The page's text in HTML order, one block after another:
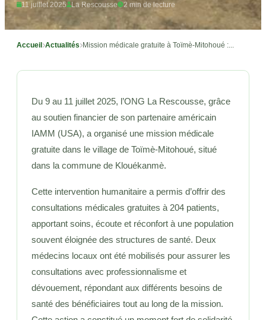
11 juillet 2025 La Rescousse 2 min de lecture
Accueil Actualités Mission médicale gratuite à Toïmè-Mitohoué :...
Du 9 au 11 juillet 2025, l’ONG La Rescousse, grâce
au soutien financier de son partenaire américain
IAMM (USA), a organisé une mission médicale
gratuite dans le village de Toïmè-Mitohoué, situé
dans la commune de Klouékanmè.
Cette intervention humanitaire a permis d’offrir des
consultations médicales gratuites à 204 patients,
apportant soins, écoute et réconfort à une population
souvent éloignée des structures de santé. Deux
médecins locaux ont été mobilisés pour assurer les
consultations avec professionnalisme et
dévouement, répondant aux différents besoins de
santé des bénéficiaires tout au long de la mission.